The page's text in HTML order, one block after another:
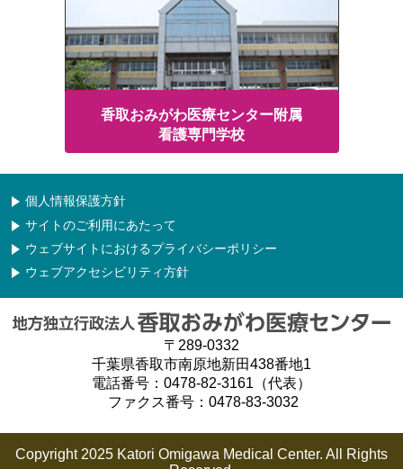
香取おみがわ医療センター附属
看護専門学校
個人情報保護方針
サイトのご利用にあたって
ウェブサイトにおけるプライバシーポリシー
ウェブアクセシビリティ方針
〒289-0332
千葉県香取市南原地新田438番地1
電話番号：0478-82-3161（代表）
ファクス番号：0478-83-3032
Copyright 2025 Katori Omigawa Medical Center. All Rights